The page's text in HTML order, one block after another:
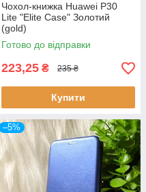
Чохол-книжка Huawei P30
Lite "Elite Case" Золотий
(gold)
Готово до відправки
223,25 ₴ 235 ₴
Купити
–5%